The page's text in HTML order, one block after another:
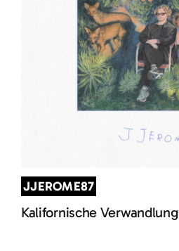
JJEROME87
Kalifornische Verwandlung